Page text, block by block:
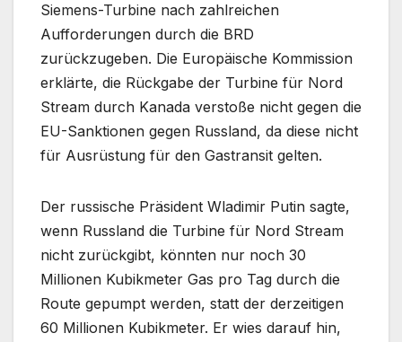
Siemens-Turbine nach zahlreichen
Aufforderungen durch die BRD
zurückzugeben. Die Europäische Kommission
erklärte, die Rückgabe der Turbine für Nord
Stream durch Kanada verstoße nicht gegen die
EU-Sanktionen gegen Russland, da diese nicht
für Ausrüstung für den Gastransit gelten.
Der russische Präsident Wladimir Putin sagte,
wenn Russland die Turbine für Nord Stream
nicht zurückgibt, könnten nur noch 30
Millionen Kubikmeter Gas pro Tag durch die
Route gepumpt werden, statt der derzeitigen
60 Millionen Kubikmeter. Er wies darauf hin,